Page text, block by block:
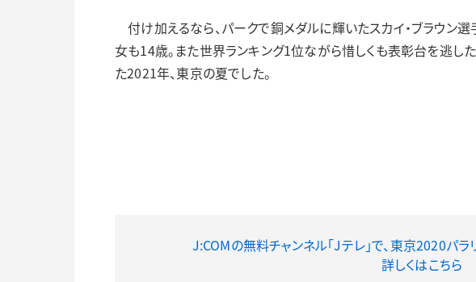
付け加えるなら、パークで銅メダルに輝いたスカイ・ブラウン
女も14歳。また世界ランキング1位ながら惜しくも表彰台を逃
た2021年、東京の夏でした。
J:COMの無料チャンネル「Jテレ」で、東京2020パ
詳しくはこちら